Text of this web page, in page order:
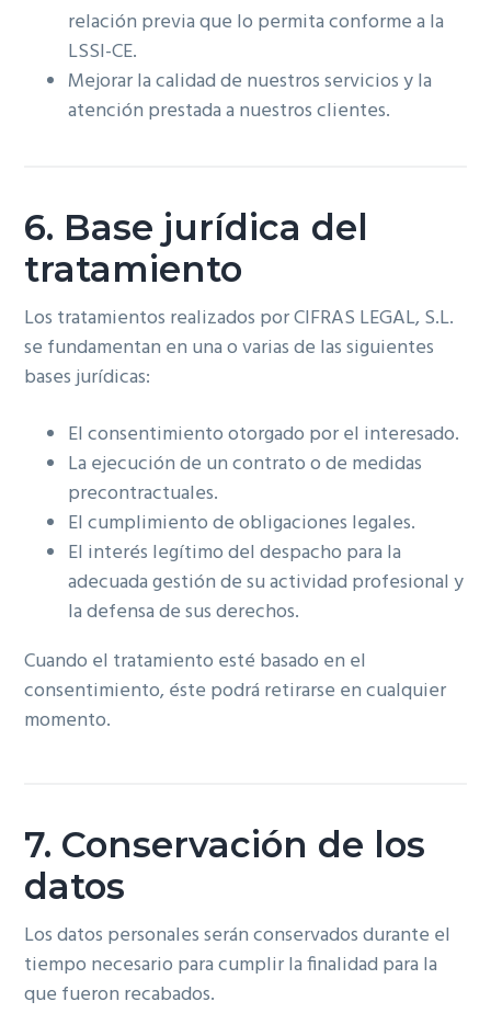
relación previa que lo permita conforme a la
LSSI-CE.
Mejorar la calidad de nuestros servicios y la
atención prestada a nuestros clientes.
6. Base jurídica del
tratamiento
Los tratamientos realizados por CIFRAS LEGAL, S.L.
se fundamentan en una o varias de las siguientes
bases jurídicas:
El consentimiento otorgado por el interesado.
La ejecución de un contrato o de medidas
precontractuales.
El cumplimiento de obligaciones legales.
El interés legítimo del despacho para la
adecuada gestión de su actividad profesional y
la defensa de sus derechos.
Cuando el tratamiento esté basado en el
consentimiento, éste podrá retirarse en cualquier
momento.
7. Conservación de los
datos
Los datos personales serán conservados durante el
tiempo necesario para cumplir la finalidad para la
que fueron recabados.